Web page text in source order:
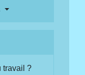
travail ?